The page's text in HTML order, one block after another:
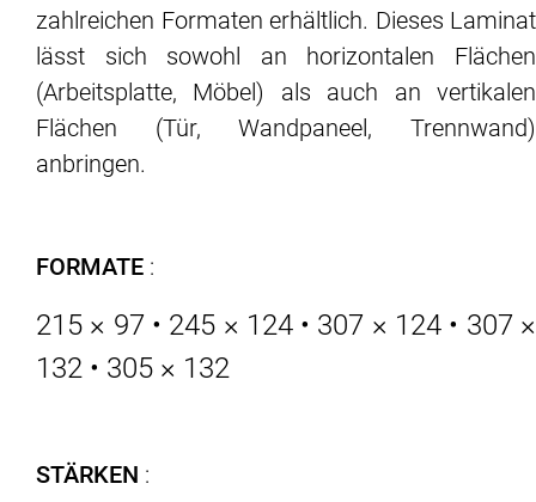
zahlreichen Formaten erhältlich. Dieses Laminat
lässt sich sowohl an horizontalen Flächen
(Arbeitsplatte, Möbel) als auch an vertikalen
Flächen (Tür, Wandpaneel, Trennwand)
anbringen.
FORMATE :
215 × 97 • 245 × 124 • 307 × 124 • 307 ×
132 • 305 × 132
STÄRKEN :